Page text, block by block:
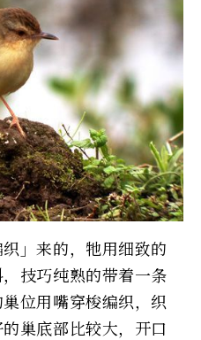
」来的，牠用细致的
技巧纯熟的带着一条
位用嘴穿梭编织，织
巢底部比较大，开口